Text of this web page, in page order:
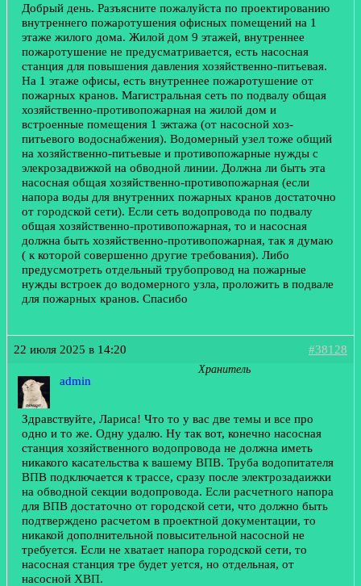
Добрый день. Разъясните пожалуйста по проектированию
внутреннего пожаротушения офисных помещений на 1
этаже жилого дома. Жилой дом 9 этажей, внутреннее
пожаротушение не предусматривается, есть насосная
станция для повышения давления хозяйственно-питьевая.
На 1 этаже офисы, есть внутреннее пожаротушение от
пожарных кранов. Магистральная сеть по подвалу общая
хозяйственно-противопожарная на жилой дом и
встроенные помещения 1 эжтажа (от насосной хоз-
питьевого водоснабжения). Водомерный узел тоже общий
на хозяйственно-питьевые и противопожарные нужды с
элекрозадвижкой на обводной линии. Должна ли быть эта
насосная общая хозяйственно-противопожарная (если
напора воды для внутренних пожарных кранов достаточно
от городской сети). Если сеть водопровода по подвалу
общая хозяйственно-противопожарная, то и насосная
должна быть хозяйственно-противопожарная, так я думаю
( к которой совершенно другие требования). Либо
предусмотреть отдельный трубопровод на пожарные
нужды встроек до водомерного узла, проложить в подвале
для пожарных кранов. Спасибо
22 июля 2025 в 14:20 #38128
admin
Хранитель
Здравствуйте, Лариса! Что то у вас две темы и все про
одно и то же. Одну удалю. Ну так вот, конечно насосная
станция хозяйственного водопровода не должна иметь
никакого касательства к вашему ВПВ. Труба водопитателя
ВПВ подключается к трассе, сразу после электрозадаижки
на обводной секции водопровода. Если расчетного напора
для ВПВ достаточно от городской сети, что должно быть
подтверждено расчетом в проектной документации, то
никакой дополнительной повысительной насосной не
требуется. Если не хватает напора городской сети, то
насосная станция тре будет уется, но отдельная, от
насосной ХВП.